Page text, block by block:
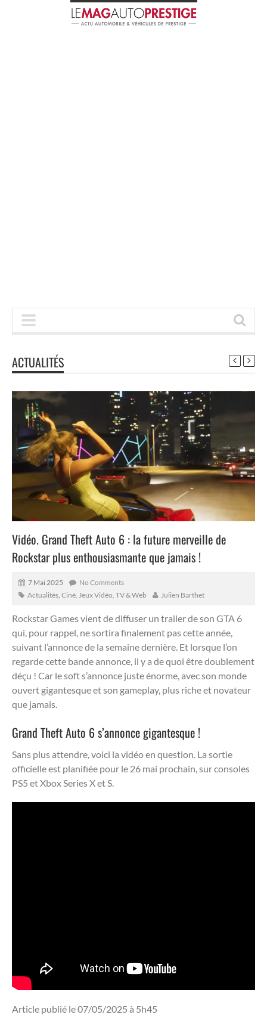
ACTUALITÉS
Vidéo. Grand Theft Auto 6 : la future merveille de
Rockstar plus enthousiasmante que jamais !
7 Mai 2025
No Comments
Actualités Ciné, Jeux Vidéo, TV & Web Julien Barthet
Rockstar Games vient de diffuser un trailer de son GTA 6
qui, pour rappel, ne sortira finalement pas cette année,
suivant l’annonce de la semaine dernière. Et lorsque l’on
regarde cette bande annonce, il y a de quoi être doublement
déçu ! Car le soft s’annonce juste énorme, avec son monde
ouvert gigantesque et son gameplay, plus riche et novateur
que jamais.
Grand Theft Auto 6 s’annonce gigantesque !
Sans plus attendre, voici la vidéo en question. La sortie
officielle est planifiée pour le 26 mai prochain, sur consoles
PS5 et Xbox Series X et S.
Article publié le 07/05/2025 à 5h45